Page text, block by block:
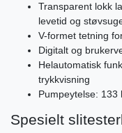
Transparent lokk
levetid og
V-formet tetning
Digitalt og
Helautomatisk
trykkvisning
Pumpeytelse: 133
Spesielt